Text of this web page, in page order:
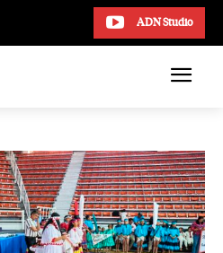
ADN Studio